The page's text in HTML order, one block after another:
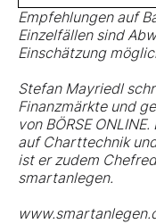
Empfehlungen auf
Einzelfällen sind
Einschätzung
Stefan Mayriedl
Finanzmärkte und
von BÖRSE
auf Charttechnik
ist er zudem
smartanlegen.